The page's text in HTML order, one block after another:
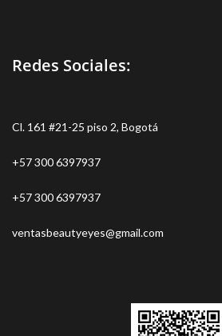
Redes Sociales:
Cl. 161 #21-25 piso 2, Bogotá
+57 300 6397937
+57 300 6397937
ventasbeautyeyes@gmail.com